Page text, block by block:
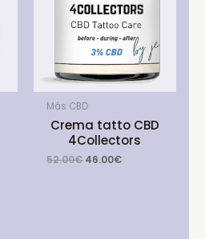
Más CBD
Crema tatto CBD
4Collectors
52.00€ Original
46.00€Current